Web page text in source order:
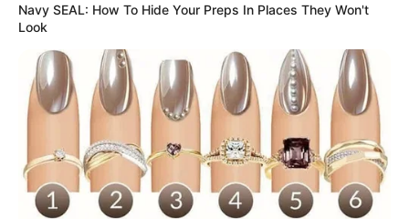
Navy SEAL: How To Hide Your Preps In Places They Won't
Look